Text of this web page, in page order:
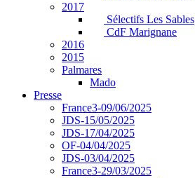
2017
Sélectifs Les Sables
CdF Marignane
2016
2015
Palmares
Mado
Presse
France3-09/06/2025
JDS-15/05/2025
JDS-17/04/2025
OF-04/04/2025
JDS-03/04/2025
France3-29/03/2025